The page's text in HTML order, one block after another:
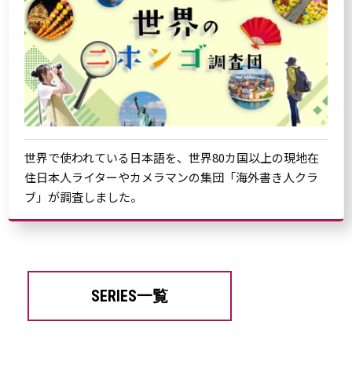
世界で使われている日本語を、世界80カ国以上の現地在
住日本人ライターやカメラマンの集団「海外書き人クラ
ブ」が調査しました。
SERIES一覧